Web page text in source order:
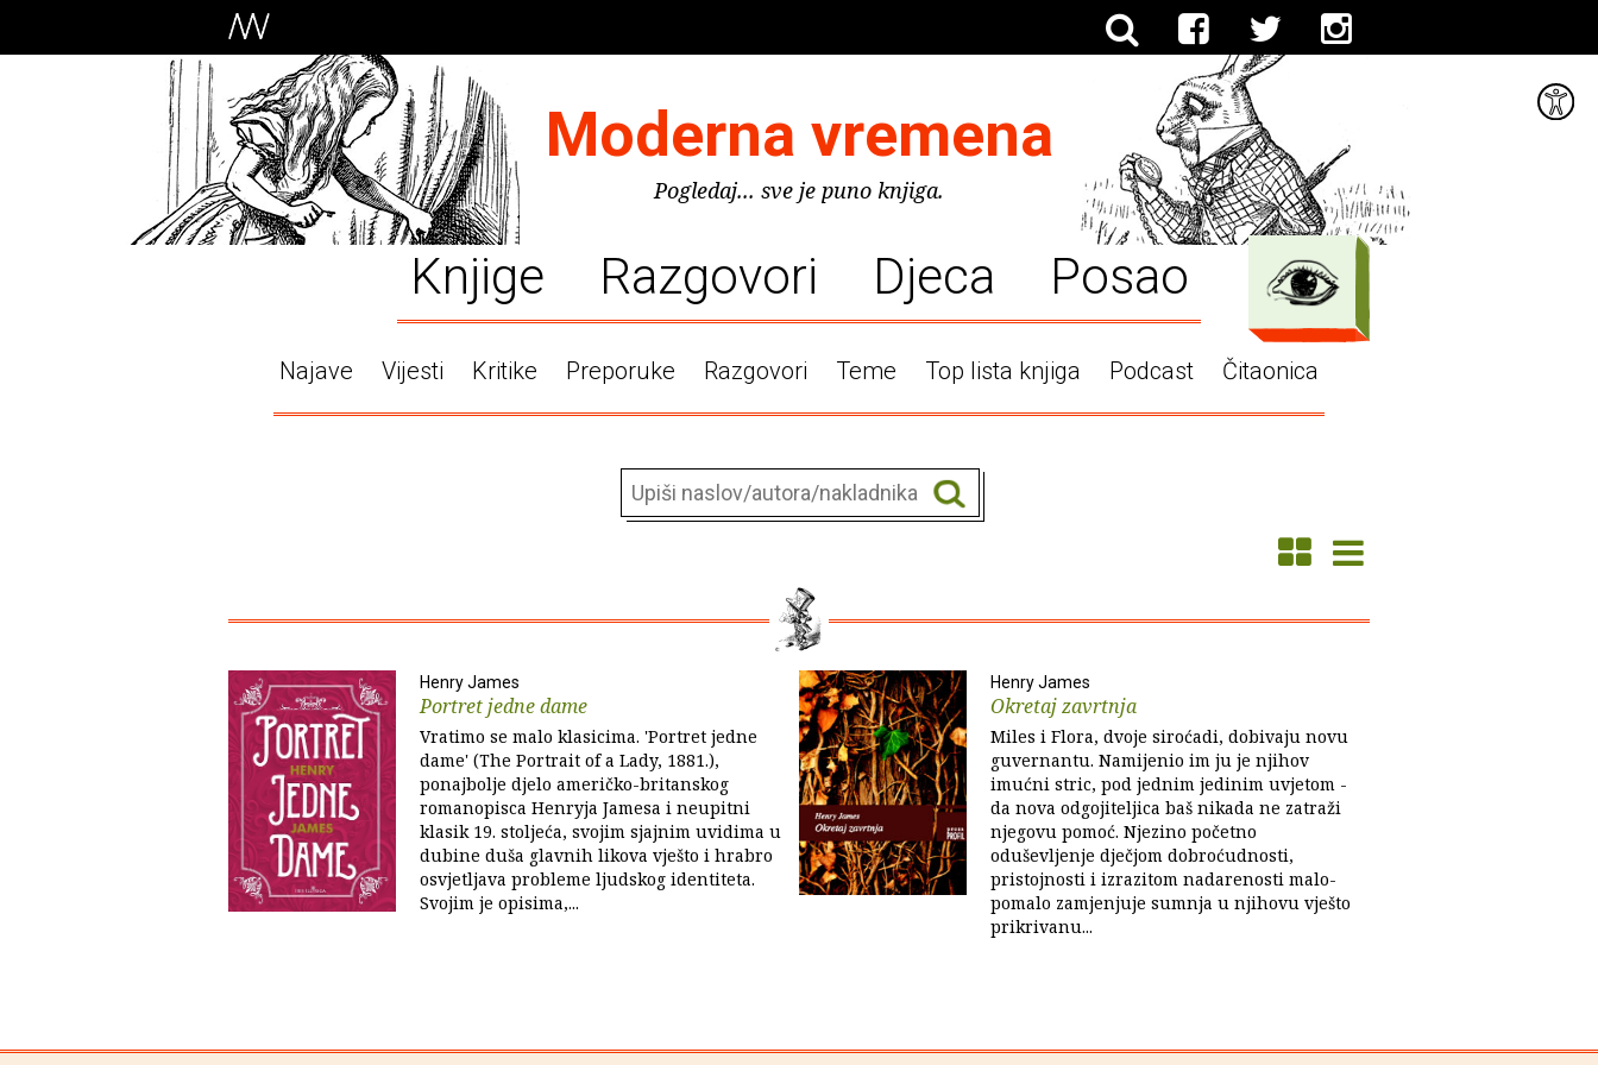
Moderna vremena
Pogledaj... sve je puno knjiga.
Knjige Razgovori Djeca Posao
Najave Vijesti Kritike Preporuke Razgovori Teme Top lista knjiga Podcast Čitaonica
Henry James
Portret jedne dame
Vratimo se malo klasicima. 'Portret jedne
dame' (The Portrait of a Lady, 1881.),
ponajbolje djelo američko-britanskog
romanopisca Henryja Jamesa i neupitni
klasik 19. stoljeća, svojim sjajnim uvidima u
dubine duša glavnih likova vješto i hrabro
osvjetljava probleme ljudskog identiteta.
Svojim je opisima,...
Henry James
Okretaj zavrtnja
Miles i Flora, dvoje siroćadi, dobivaju novu
guvernantu. Namijenio im ju je njihov
imućni stric, pod jednim jedinim uvjetom -
da nova odgojiteljica baš nikada ne zatraži
njegovu pomoć. Njezino početno
oduševljenje dječjom dobroćudnosti,
pristojnosti i izrazitom nadarenosti malo-
pomalo zamjenjuje sumnja u njihovu vješto
prikrivanu...